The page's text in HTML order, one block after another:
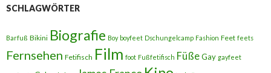
SCHLAGWÖRTER
Barfuß Bikini Biografie Boy boyfeet Dschungelcamp Fashion Feet feets
Fernsehen Fetifisch Film foot Fußfetifisch FüßeGay gayfeet